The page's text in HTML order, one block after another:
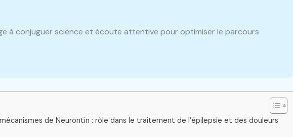
à conjuguer science et écoute attentive pour optimiser le parcours
de Neurontin : rôle dans le traitement de l’épilepsie et des douleurs